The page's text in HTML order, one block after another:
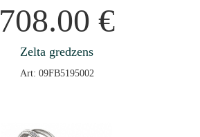
708.00€
Zelta gredzens
Art: 09FB5195002